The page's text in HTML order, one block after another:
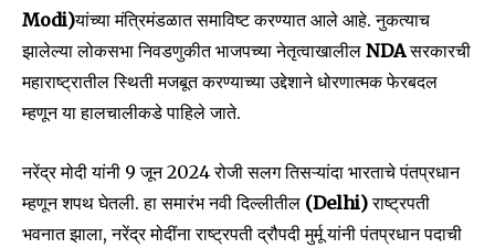
Modi)यांच्या मंत्रिमंडळात समाविष्ट करण्यात आले आहे. नुकत्याच
झालेल्या लोकसभा निवडणुकीत भाजपच्या नेतृत्वाखालील NDAसरकारची
महाराष्ट्रातील स्थिती मजबूत करण्याच्या उद्देशाने धोरणात्मक फेरबदल
म्हणून या हालचालीकडे पाहिले जाते.
नरेंद्र मोदी यांनी 9 जून 2024 रोजी सलग तिसऱ्यांदा भारताचे पंतप्रधान
म्हणून शपथ घेतली. हा समारंभ नवी दिल्लीतील (Delhi)राष्ट्रपती
भवनात झाला, नरेंद्र मोदींना राष्ट्रपती द्रौपदी मुर्मू यांनी पंतप्रधान पदाची